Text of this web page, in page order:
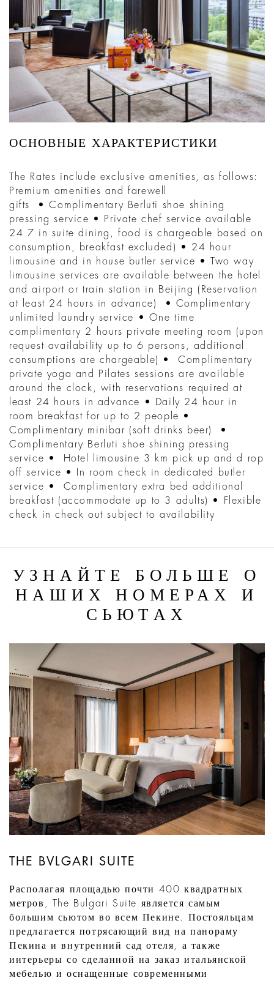
ОСНОВНЫЕ ХАРАКТЕРИСТИКИ
The Rates include exclusive amenities, as follows:
Premium amenities and farewell
gifts • Complimentary Berluti shoe shining
pressing service • Private chef service available
24 7 in suite dining, food is chargeable based on
consumption, breakfast excluded) • 24 hour
limousine and in house butler service • Two way
limousine services are available between the hotel
and airport or train station in Beijing (Reservation
at least 24 hours in advance) • Complimentary
unlimited laundry service • One time
complimentary 2 hours private meeting room (upon
request availability up to 6 persons, additional
consumptions are chargeable) • Complimentary
private yoga and Pilates sessions are available
around the clock, with reservations required at
least 24 hours in advance • Daily 24 hour in
room breakfast for up to 2 people •
Complimentary minibar (soft drinks beer) •
Complimentary Berluti shoe shining pressing
service • Hotel limousine 3 km pick up and d rop
off service • In room check in dedicated butler
service • Complimentary extra bed additional
breakfast (accommodate up to 3 adults) • Flexible
check in check out subject to availability
УЗНАЙТЕ БОЛЬШЕ О
НАШИХ НОМЕРАХ И
СЬЮТАХ
THE BVLGARI SUITE
Располагая площадью почти 400 квадратных
метров, The Bulgari Suite является самым
большим сьютом во всем Пекине. Постояльцам
предлагается потрясающий вид на панораму
Пекина и внутренний сад отеля, а также
интерьеры со сделанной на заказ итальянской
мебелью и оснащенные современными